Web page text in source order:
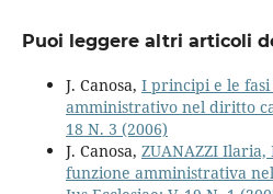
Puoi leggere altri articoli
J. Canosa, I principi e le
amministrativo nel diritto
18 N. 3 (2006)
J. Canosa, ZUANAZZI Ilaria,
funzione amministrativa